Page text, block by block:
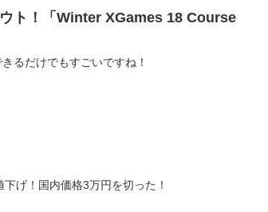
ト！「Winter XGames 18 Course
るだけでもすごいですね！
げ！国内価格3万円を切った！